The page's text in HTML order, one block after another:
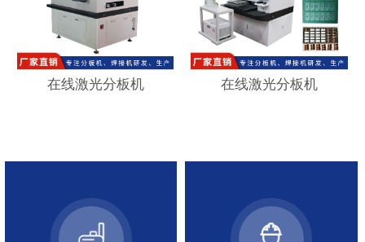
在线激光分板机 在线激光分板机